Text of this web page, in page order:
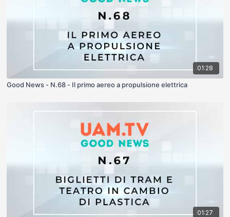
01:28
Good News - N.68 - Il primo aereo a propulsione elettrica
01:27